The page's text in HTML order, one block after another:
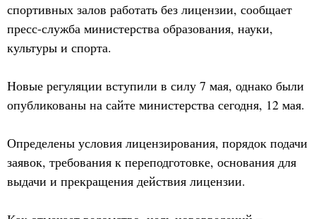
спортивных залов работать без лицензии, сообщает
пресс-служба министерства образования, науки,
культуры и спорта.
Новые регуляции вступили в силу 7 мая, однако были
опубликованы на сайте министерства сегодня, 12 мая.
Определены условия лицензирования, порядок подачи
заявок, требования к переподготовке, основания для
выдачи и прекращения действия лицензии.